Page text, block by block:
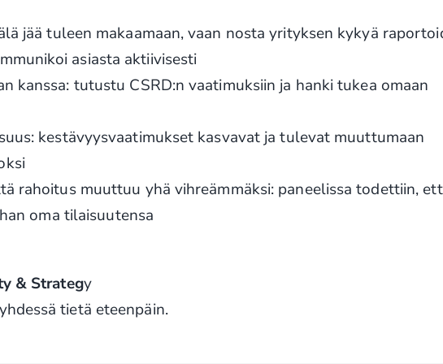
jää tuleen makaamaan, vaan nosta yrityksen kykyä
asiasta aktiivisesti
kanssa: tutustu CSRD:n vaatimuksiin ja hanki tukea omaan
kestävyysvaatimukset kasvavat ja tulevat muuttumaan
rahoitus muuttuu yhä vihreämmäksi: paneelissa todettiin,
oma tilaisuutensa
& Strategy
tietä eteenpäin.